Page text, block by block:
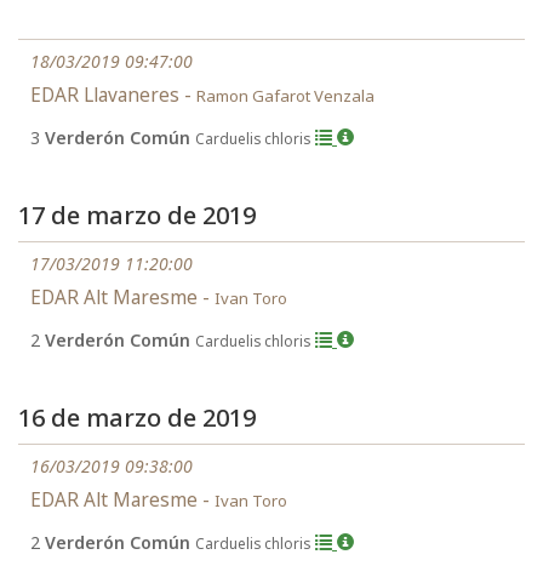
18/03/2019 09:47:00
EDAR Llavaneres - Ramon Gafarot Venzala
3 Verderón Común Carduelis chloris
17 de marzo de 2019
17/03/2019 11:20:00
EDAR Alt Maresme - Ivan Toro
2 Verderón Común Carduelis chloris
16 de marzo de 2019
16/03/2019 09:38:00
EDAR Alt Maresme - Ivan Toro
2 Verderón Común Carduelis chloris